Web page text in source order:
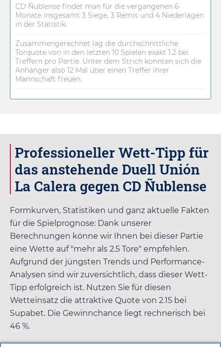
CD Ñublense findet man für die vergangenen 6
Monate insgesamt 3 Siege, 3 Remis und 4 Niederlagen
in der Statistik.
Zusammengerechnet lag die durchschnittliche
Torquote von in den letzten 10 Spielen exakt 1.2 bei
Treffern pro Partie. Unter dem Strich konnten sich die
Anhänger also 12 Mal über einen Treffer ihrer
Mannschaft freuen.
Professioneller Wett-Tipp für
das anstehende Duell Unión
La Calera gegen CD Ñublense
Formkurven, Statistiken und ganz aktuelle Fakten
für die Spielprognose: Dank unserer
Berechnungen könne wir Ihnen bei dieser Partie
eine Wette auf "mehr als 2.5 Tore" empfehlen.
Aufgrund der jüngsten Trends und Performance-
Analysen sind wir zuversichtlich, dass dieser Wett-
Tipp erfolgreich ist. Nutzen Sie für diesen
Wetteinsatz die attraktive Quote von 2.15 bei
Supabet. Die Gewinnchance liegt rechnerisch bei
46 %.